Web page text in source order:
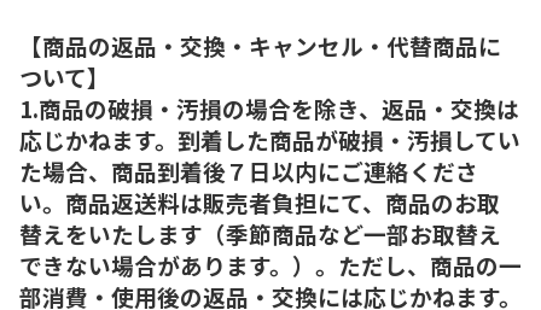
【商品の返品・交換・キャンセル・代替商品に
ついて】
1.商品の破損・汚損の場合を除き、返品・交換は
応じかねます。到着した商品が破損・汚損してい
た場合、商品到着後７日以内にご連絡くださ
い。商品返送料は販売者負担にて、商品のお取
替えをいたします（季節商品など一部お取替え
できない場合があります。）。ただし、商品の一
部消費・使用後の返品・交換には応じかねます。